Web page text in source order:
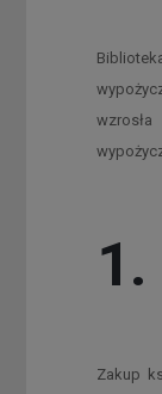
Zakup